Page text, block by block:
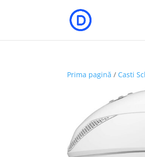
Prima pagină / Casti